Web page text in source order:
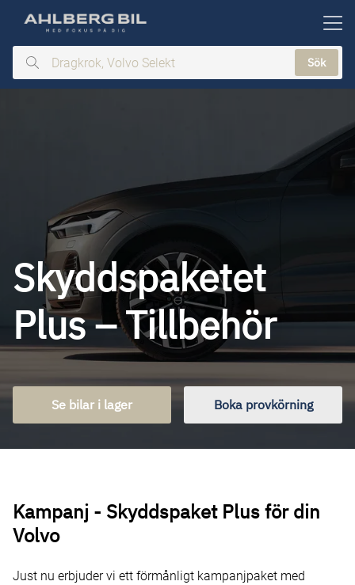
huvudinnehållet
Dragkrok,
Volvo
Sök
Skyddspaketet
Plus – Tillbehör
Se bilar i lager Boka provkörning
Kampanj - Skyddspaket Plus för din
Volvo
Just nu erbjuder vi ett förmånligt kampanjpaket med